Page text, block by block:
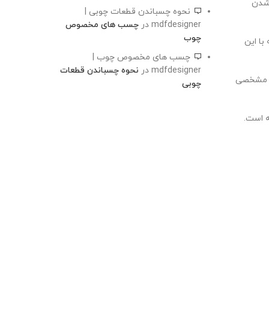
شدن
این
مشخصی
است.
نحوه چسباندن قطعات چوبی |
mdfdesigner درچسب های مخصوص
چوب
چسب های مخصوص چوب |
mdfdesigner در نحوه چسباندن قطعات
چوبی